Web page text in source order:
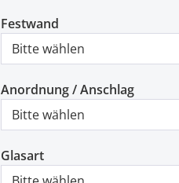
Festwand
Anordnung / Anschlag
Glasart